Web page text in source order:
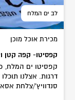
לב ים המלח
מכירת אוכל מוכן
קפסיטו- קפה קטן
קפסיטו ים המלח,
דרגות. אצלנו
סנדוויץ'/צלחת